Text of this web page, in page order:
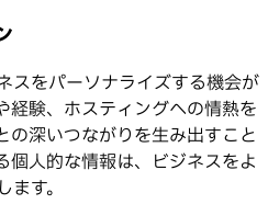
スをパーソナライズする機会が
経験、ホスティングへの情熱を
の深いつながりを生み出すこと
個人的な情報は、ビジネスをよ
す。